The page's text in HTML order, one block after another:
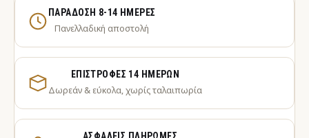
ΠΑΡΆΔΟΣΗ 8-14 ΗΜΈΡΕΣ
Πανελλαδική αποστολή
ΕΠΙΣΤΡΟΦΈΣ 14 ΗΜΕΡΏΝ
Δωρεάν & εύκολα, χωρίς ταλαιπωρία